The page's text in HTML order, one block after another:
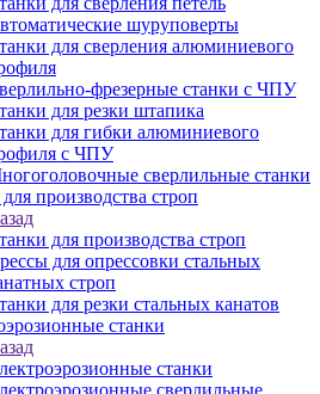
шуруповерты
для сверления алюминиевого
фрезерные станки с ЧПУ
для резки штапика
для гибки алюминиевого
с ЧПУ
сверлильные станки
производства строп
для производства строп
для опрессовки стальных
строп
для резки стальных канатов
станки
станки
сверлильные